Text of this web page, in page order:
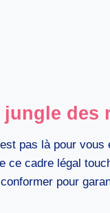
des
pas là pour vous
ce cadre légal
pour